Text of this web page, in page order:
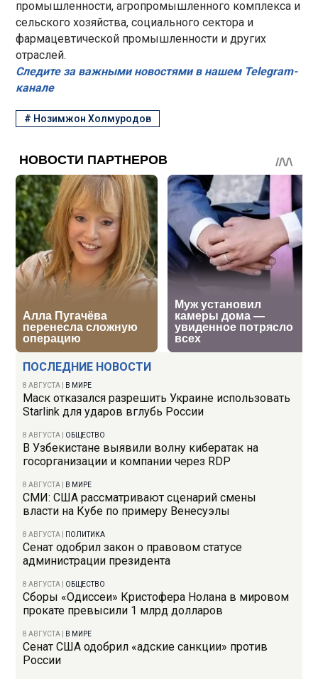
ПОСЛЕДНИЕ НОВОСТИ
8 АВГУСТА В МИРЕ
Маск отказался разрешить Украине использовать
Starlink для ударов вглубь России
8 АВГУСТА ОБЩЕСТВО
В Узбекистане выявили волну кибератак на
госорганизации и компании через RDP
8 АВГУСТА В МИРЕ
СМИ: США рассматривают сценарий смены
власти на Кубе по примеру Венесуэлы
8 АВГУСТА ПОЛИТИКА
Сенат одобрил закон о правовом статусе
администрации президента
8 АВГУСТА ОБЩЕСТВО
Сборы «Одиссеи» Кристофера Нолана в мировом
прокате превысили 1 млрд долларов
8 АВГУСТА В МИРЕ
Сенат США одобрил «адские санкции» против
России
промышленности, агропромышленного комплекса и
сельского хозяйства, социального сектора и
фармацевтической промышленности и других
отраслей.
Следите за важными новостями в нашем Telegram-
канале
# Нозимжон Холмуродов